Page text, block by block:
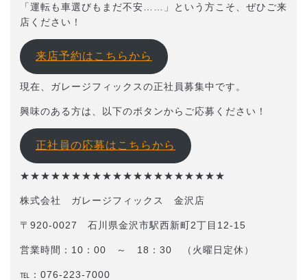
「運転も車選びもまだ不安……」という方こそ、ぜひご来
店ください！
来店予約はこちらから
現在、ガレージフィックスの正社員募集中です。
興味のある方は、以下のボタンからご応募ください！
正社員の応募はこちらから
★★★★★★★★★★★★★★★★★★★★
株式会社 ガレージフィックス 金沢店
〒920-0027 石川県金沢市駅西新町2丁目12-15
営業時間：10：00 ～ 18：30 （火曜日定休）
℡：076-223-7000